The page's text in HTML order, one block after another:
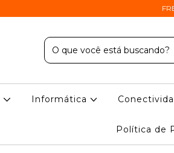
Informática
Política de